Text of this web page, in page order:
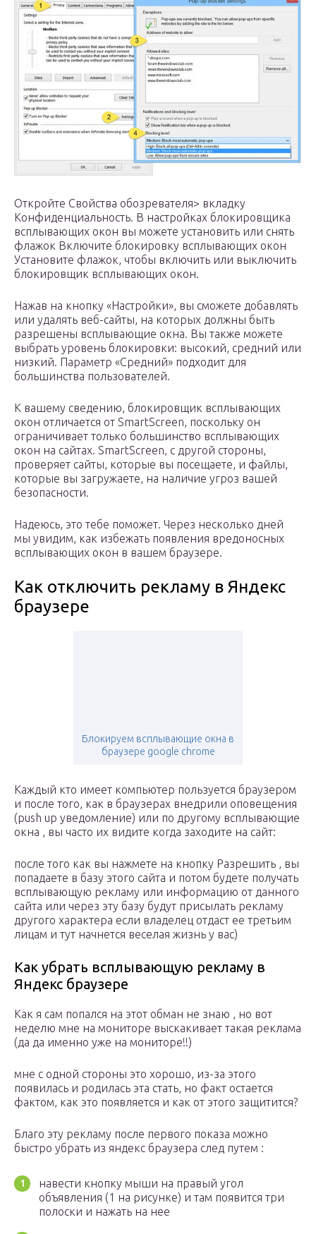
Откройте Свойства обозревателя> вкладку
Конфиденциальность. В настройках блокировщика
всплывающих окон вы можете установить или снять
флажок Включите блокировку всплывающих окон
Установите флажок, чтобы включить или выключить
блокировщик всплывающих окон.
Нажав на кнопку «Настройки», вы сможете добавлять
или удалять веб-сайты, на которых должны быть
разрешены всплывающие окна. Вы также можете
выбрать уровень блокировки: высокий, средний или
низкий. Параметр «Средний» подходит для
большинства пользователей.
К вашему сведению, блокировщик всплывающих
окон отличается от SmartScreen, поскольку он
ограничивает только большинство всплывающих
окон на сайтах. SmartScreen, с другой стороны,
проверяет сайты, которые вы посещаете, и файлы,
которые вы загружаете, на наличие угроз вашей
безопасности.
Надеюсь, это тебе поможет. Через несколько дней
мы увидим, как избежать появления вредоносных
всплывающих окон в вашем браузере.
Как отключить рекламу в Яндекс
браузере
Блокируем всплывающие окна в
браузере google chrome
Каждый кто имеет компьютер пользуется браузером
и после того, как в браузерах внедрили оповещения
(push up уведомление) или по другому всплывающие
окна , вы часто их видите когда заходите на сайт:
после того как вы нажмете на кнопку Разрешить , вы
попадаете в базу этого сайта и потом будете получать
всплывающую рекламу или информацию от данного
сайта или через эту базу будут присылать рекламу
другого характера если владелец отдаст ее третьим
лицам и тут начнется веселая жизнь у вас)
Как убрать всплывающую рекламу в
Яндекс браузере
Как я сам попался на этот обман не знаю , но вот
неделю мне на мониторе выскакивает такая реклама
(да да именно уже на мониторе!!)
мне с одной стороны это хорошо, из-за этого
появилась и родилась эта стать, но факт остается
фактом, как это появляется и как от этого защитится?
Благо эту рекламу после первого показа можно
быстро убрать из яндекс браузера след путем :
навести кнопку мыши на правый угол
объявления (1 на рисунке) и там появится три
полоски и нажать на нее